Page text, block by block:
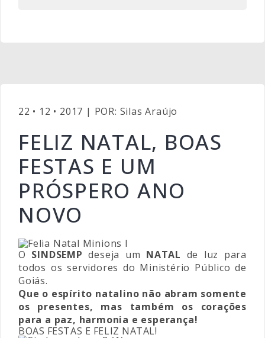
22 • 12 • 2017 | POR: Silas Araújo
FELIZ NATAL, BOAS
FESTAS E UM
PRÓSPERO ANO
NOVO
O SINDSEMP deseja um NATAL de luz para
todos os servidores do Ministério Público de
Goiás.
Que o espírito natalino não abram somente
os presentes, mas também os corações
para a paz, harmonia e esperança!
BOAS FESTAS E FELIZ NATAL!